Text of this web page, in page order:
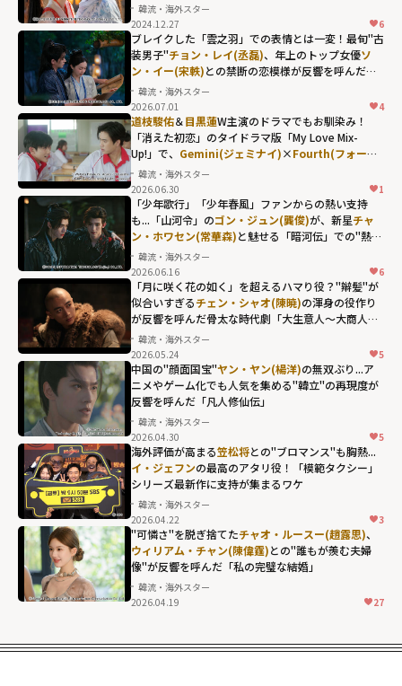
韓流・海外スター
2024.12.27
6
チョン・レイ(丞
磊)、年上のトッ
プ女優ソン・イ
ー(宋軼)との禁断
の恋模様が反響
を呼んだ「与晋
長安」"
width="304"
height="203"
loading="lazy"
fetchpriority="h
igh">
ブレイクした「雲之羽」での表情とは一変！最旬"古
装男子"チョン・レイ(丞磊)、年上のトップ女優ソ
ン・イー(宋軼)との禁断の恋模様が反響を呼んだ
「与晋長安」
韓流・海外スター
2026.07.01
4
道枝駿佑＆目黒蓮W主演のドラマでもお馴染み！
「消えた初恋」のタイドラマ版「My Love Mix-
Up!」で、 Gemini(ジェミナイ)×Fourth(フォース)
が体現した"キュンの瞬間"
韓流・海外スター
2026.06.30
1
「少年歌行」「少年春風」ファンからの熱い支持
も...「山河令」のゴン・ジュン(龔俊)が、新星チャ
ン・ホワセン(常華森)と魅せる「暗河伝」での"熱き
絆"韓流・海外スター
2026.06.16
6
チェン・シャオ
(陳暁)の渾身の役
作りが反響を呼
んだ骨太な時代
劇「大生意人～
大商人への道
～」"
width="304"
height="203"
loading="lazy"
fetchpriority="h
igh">
「月に咲く花の如く」を超えるハマり役？"辮髪"が
似合いすぎるチェン・シャオ(陳暁)の渾身の役作り
が反響を呼んだ骨太な時代劇「大生意人～大商人へ
の道～」
韓流・海外スター
2026.05.24
5
ヤン・ヤン(楊洋)
の無双ぶり...アニ
メやゲーム化で
も人気を集め
る"韓立"の再現
度が反響を呼ん
だ「凡人修仙
伝」"
height="203"
中国の"顔面国宝"ヤン・ヤン(楊洋)の無双ぶり...ア
ニメやゲーム化でも人気を集める"韓立"の再現度が
反響を呼んだ「凡人修仙伝」
韓流・海外スター
2026.04.30
5
イ・ジェフンの
最高のアタリ
役！「模範タク
シー」シリーズ
width="304"
海外評価が高まる笠松将との"ブロマンス"も胸熱...
イ・ジェフンの最高のアタリ役！「模範タクシー」
シリーズ最新作に支持が集まるワケ
韓流・海外スター
2026.04.22
3
リアム・チャン
"可憐さ"を脱ぎ捨てたチャオ・ルースー(趙露思)、
ウィリアム・チャン(陳偉霆)との"誰もが羨む夫婦
像"が反響を呼んだ「私の完璧な結婚」
韓流・海外スター
2026.04.19
27